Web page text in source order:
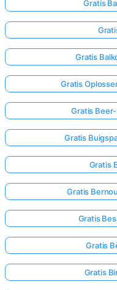
Nog
Geen
Eerste
Gratis
Gratis
Gratis
Gratis
Gratis
Gratis
Gratis
Gratis
Gratis
Gratis